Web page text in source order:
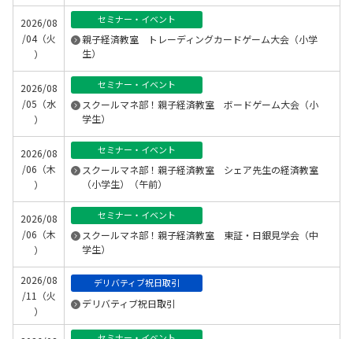
2026/08
/04（火
）
セミナー・イベント
親子経済教室 トレーディングカードゲーム大会（小学
生）
2026/08
/05（水
）
セミナー・イベント
スクールマネ部！親子経済教室 ボードゲーム大会（小
学生）
2026/08
/06（木
）
セミナー・イベント
スクールマネ部！親子経済教室 シェア先生の経済教室
（小学生）（午前）
2026/08
/06（木
）
セミナー・イベント
スクールマネ部！親子経済教室 東証・日銀見学会（中
学生）
2026/08
/11（火
）
デリバティブ祝日取引
デリバティブ祝日取引